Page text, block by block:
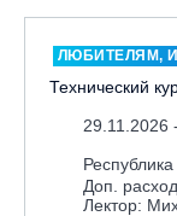
ЛЮБИТЕЛЯМ,
Технический
29.11.2026
Доп.
Лектор: